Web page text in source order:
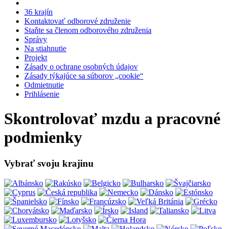
36 krajín
Kontaktovať odborové združenie
Staňte sa členom odborového združenia
Správy
Na stiahnutie
Projekt
Zásady o ochrane osobných údajov
Zásady týkajúce sa súborov „cookie“
Odmietnutie
Prihlásenie
Skontrolovať mzdu a pracovné
podmienky
Vybrať svoju krajinu